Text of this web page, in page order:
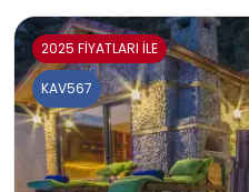
2025 FİYATLARI İLE
KAV567